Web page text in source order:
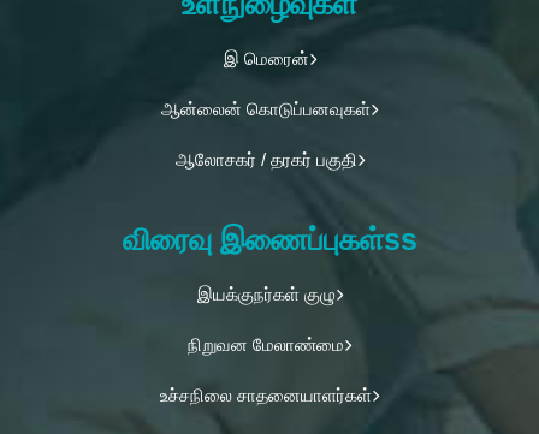
இ மெரைன்
ஆன்லைன் கொடுப்பனவுகள்
ஆலோசகர் / தரகர் பகுதி
விரைவு இணைப்புகள்ss
இயக்குநர்கள் குழு
நிறுவன மேலாண்மை
உச்சநிலை சாதனையாளர்கள்